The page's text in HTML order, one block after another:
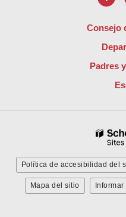
Consejo
Padres
Política de accesibilidad del
Mapa del sitio